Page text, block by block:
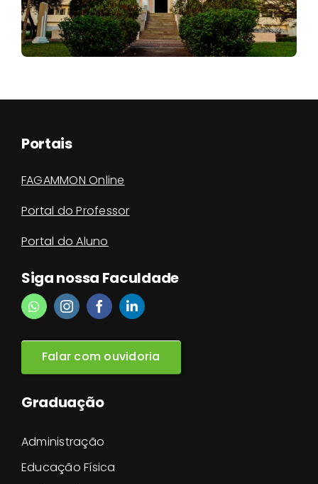
Portais
FAGAMMON Online
Portal do Professor
Portal do Aluno
Siga nossa Faculdade
Falar com ouvidoria
Graduação
Administração
Educação Física